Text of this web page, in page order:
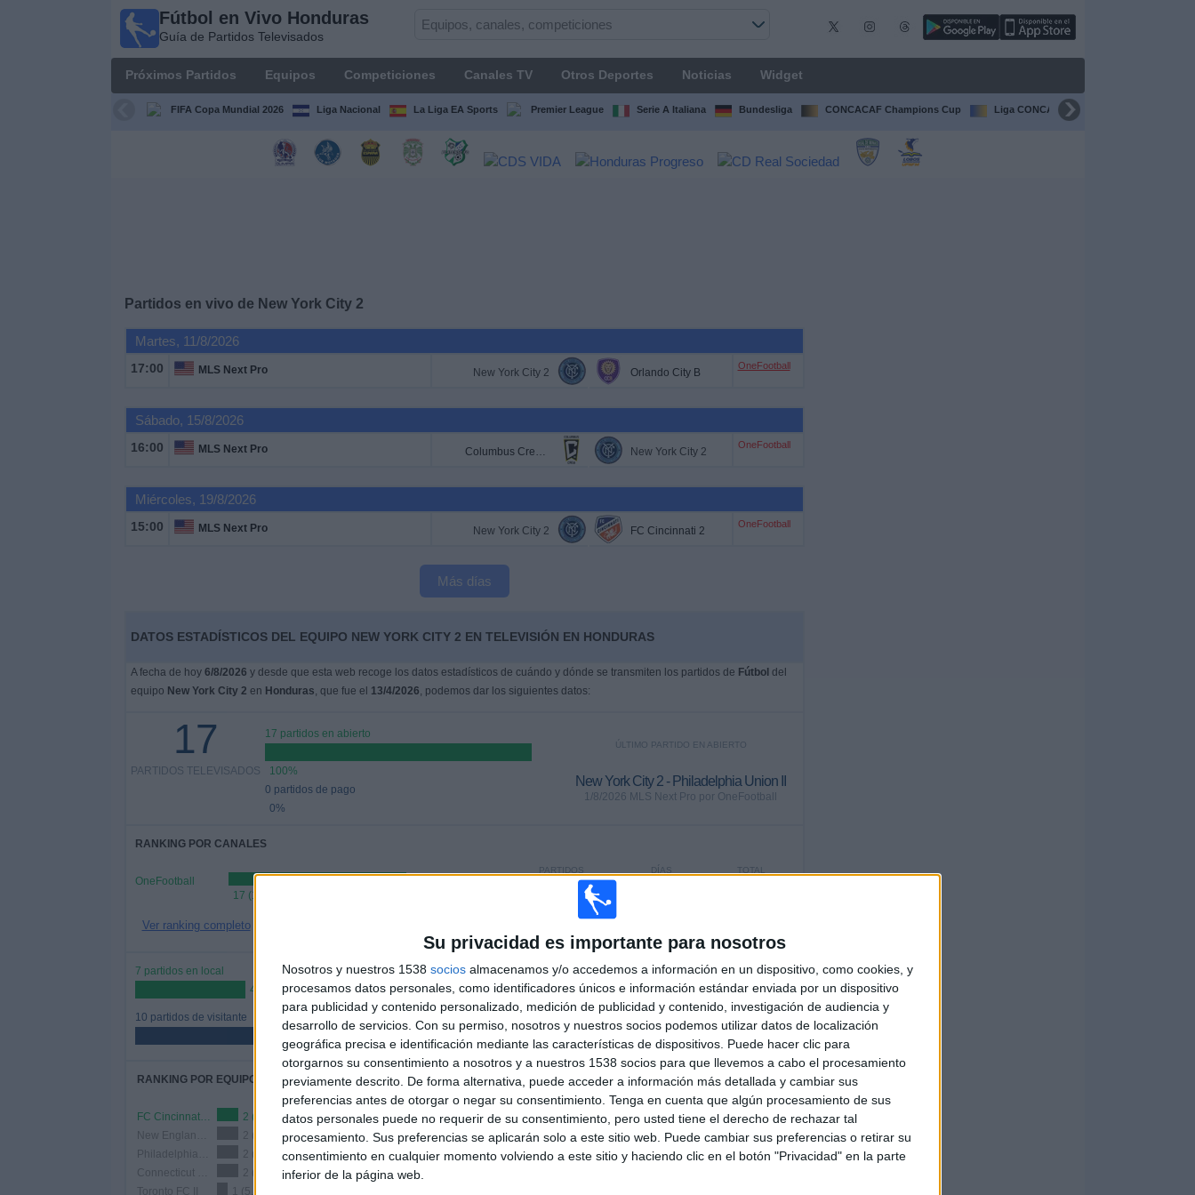
Su privacidad es importante para nosotros
Nosotros y nuestros 1538 socios almacenamos y/o accedemos a información en un dispositivo, como cookies, y
procesamos datos personales, como identificadores únicos e información estándar enviada por un dispositivo
para publicidad y contenido personalizado, medición de publicidad y contenido, investigación de audiencia y
desarrollo de servicios. Con su permiso, nosotros y nuestros socios podemos utilizar datos de localización
geográfica precisa e identificación mediante las características de dispositivos. Puede hacer clic para
otorgarnos su consentimiento a nosotros y a nuestros 1538 socios para que llevemos a cabo el procesamiento
previamente descrito. De forma alternativa, puede acceder a información más detallada y cambiar sus
preferencias antes de otorgar o negar su consentimiento. Tenga en cuenta que algún procesamiento de sus
datos personales puede no requerir de su consentimiento, pero usted tiene el derecho de rechazar tal
procesamiento. Sus preferencias se aplicarán solo a este sitio web. Puede cambiar sus preferencias o retirar su
consentimiento en cualquier momento volviendo a este sitio y haciendo clic en el botón "Privacidad" en la parte
inferior de la página web.
Fútbol en Vivo Honduras
Guía de Partidos Televisados
Próximos Partidos Equipos Competiciones Canales TV Otros Deportes Noticias Widget
FIFA Copa Mundial 2026 Liga Nacional La Liga EA Sports Premier League Serie A Italiana Bundesliga CONCACAF Champions Cup Liga CONCACAF
Partidos en vivo de New York City 2
Martes, 11/8/2026
17:00 MLS Next Pro New York City 2 Orlando City B
OneFootball
Sábado, 15/8/2026
16:00 MLS Next Pro Columbus Crew 2 New York City 2
OneFootball
Miércoles, 19/8/2026
15:00 MLS Next Pro New York City 2 FC Cincinnati 2
OneFootball
Más días
DATOS ESTADÍSTICOS DEL EQUIPO NEW YORK CITY 2 EN TELEVISIÓN EN HONDURAS
A fecha de hoy 6/8/2026 y desde que esta web recoge los datos estadísticos de cuándo y dónde se transmiten los partidos de Fútbol del
equipo New York City 2 en Honduras, que fue el 13/4/2026, podemos dar los siguientes datos:
17
PARTIDOS TELEVISADOS
17 partidos en abierto
100%
0 partidos de pago
0%
ÚLTIMO PARTIDO EN ABIERTO
New York City 2 - Philadelphia Union II
1/8/2026 MLS Next Pro por OneFootball
RANKING POR CANALES
OneFootball
17 (100%)
Ver ranking completo
TOTAL
DÍAS
GRATUÍTO
PARTIDOS
CONSECUTIVOS
DE PAGO
7 partidos en local
41.18%
10 partidos de visitante
TOTAL
13
RIVALES
2
VS FC
Cincinnati 2
1
COMPETICIONES
RANKING POR EQUIPOS
FC Cincinnati 2
2 (11.76%)
2 (11.76%)
2 (11.76%)
2 (11.76%)
Toronto FC II
1 (5.88%)
RANKING POR COMPETICIONES
MLS Next Pro 17 (100%)
Ver ranking completo
Fútbol en
Honduras